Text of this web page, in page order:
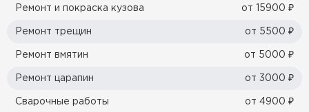
Ремонт и покраска кузова от 15900 ₽
Ремонт трещин от 5500 ₽
Ремонт вмятин от 5000 ₽
Ремонт царапин от 3000 ₽
Сварочные работы от 4900 ₽